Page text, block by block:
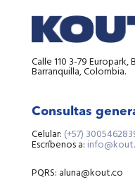
Calle 110 3-79 Europark,
Barranquilla, Colombia.
Consultas
Celular: (+57)
Escríbenos a:
PQRS: aluna@kout.co